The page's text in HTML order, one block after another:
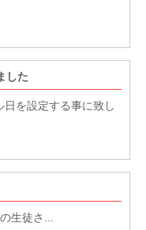
した
を設定する事に致し
生徒さ...